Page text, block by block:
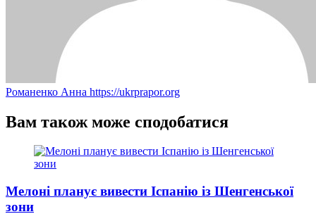
Романенко Анна https://ukrprapor.org
Вам також може сподобатися
Мелоні планує вивести Іспанію із Шенгенської
зони